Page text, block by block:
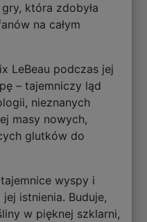
która zdobyła
na całym
LeBeau podczas jej
– tajemniczy ląd
nieznanych
masy nowych,
glutków do
wyspy i
istnienia. Buduje,
w pięknej szklarni,